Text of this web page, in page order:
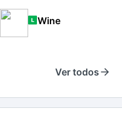
Wine
Ver todos